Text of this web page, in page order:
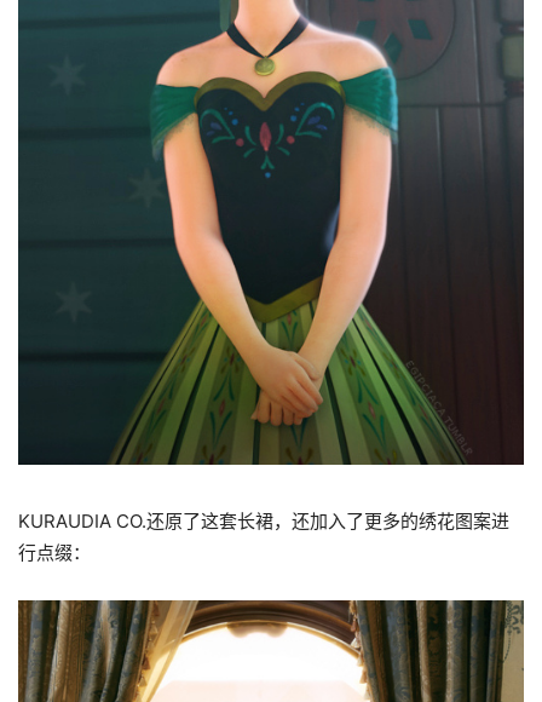
KURAUDIA CO.还原了这套长裙，还加入了更多的绣花图案进
行点缀：